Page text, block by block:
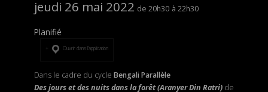
jeudi 26 mai 2022
20h30 22h30
Planifié
Ouvrir dans l’application
Dans le cadre du cycle Bengali Parallèle
Des jours et des nuits dans la forêt (Aranyer Din Ratri)de